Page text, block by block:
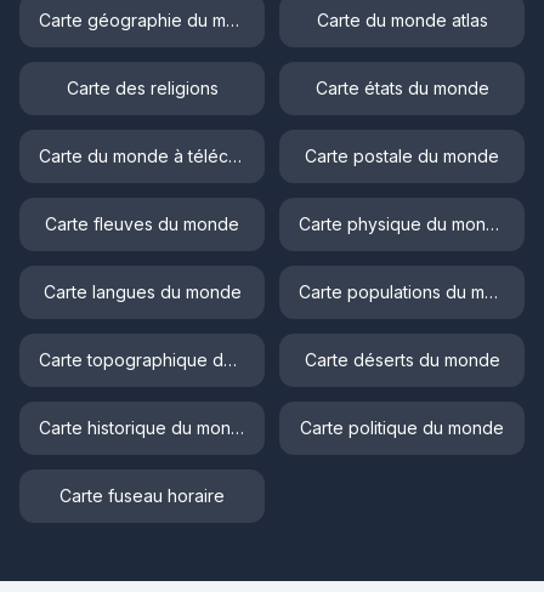
Carte géographie du monde Carte du monde atlas
Carte des religions Carte états du monde
Carte du monde à télécharger Carte postale du monde
Carte fleuves du monde Carte physique du monde
Carte langues du monde Carte populations du monde
Carte topographique du monde Carte déserts du monde
Carte historique du monde Carte politique du monde
Carte fuseau horaire